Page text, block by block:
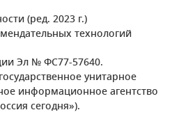
(ред. 2023 г.)
технологий
Эл № ФС77-57640.
унитарное
информационное агентство
сегодня»).